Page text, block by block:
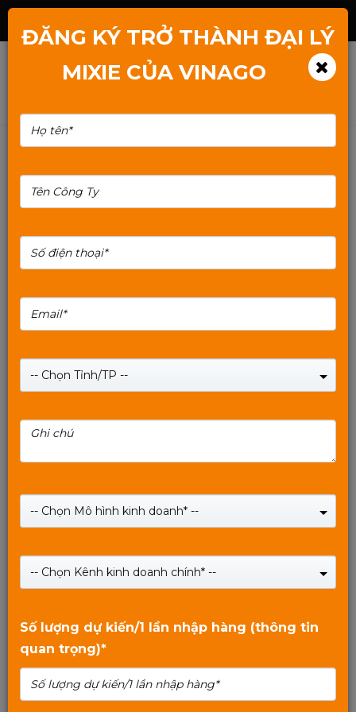
Thái Lan
0
trên
5
(Xem 0 đánh giá)
Giá:180,000₫
Giá:210,000₫
GỌIHOTLINE
ĐĂNG KÝ TRỞ THÀNH ĐẠI LÝ
MIXIE CỦA VINAGO
-- Chọn Tỉnh/TP --
-- Chọn Mô hình kinh doanh* --
-- Chọn Kênh kinh doanh chính* --
Số lượng dự kiến/1 lần nhập hàng (thông tin
quan trọng)*